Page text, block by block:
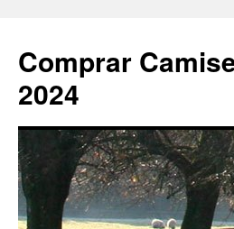
Comprar
2024